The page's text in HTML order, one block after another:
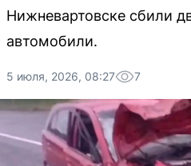
Нижневартовске сбили
автомобили.
5 июля, 2026, 08:27 7